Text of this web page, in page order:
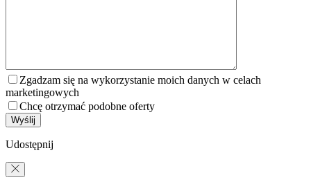
Zgadzam się na wykorzystanie moich danych w celach
marketingowych
Chcę otrzymać podobne oferty
Udostępnij